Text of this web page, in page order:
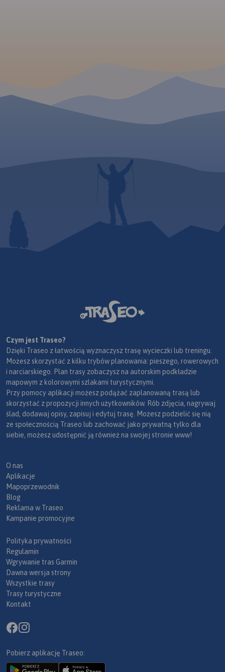
Czym jest Traseo?
Dzięki Traseo z łatwością wyznaczysz trasę wycieczki lub treningu.
Możesz skorzystać z kilku trybów planowania: pieszego, rowerowych
i narciarskiego. Plan trasy zobaczysz na autorskim podkładzie
mapowym z kolorowymi szlakami turystycznymi.
Przy pomocy aplikacji możesz podążać zaplanowaną trasą lub
skorzystać z propozycji innych użytkowników. Rób zdjęcia, nagrywaj
ślad, dodawaj opisy, zapisuj i edytuj trasę. Możesz podzielić się nią
ze społecznością Traseo lub zachować jako prywatną tylko dla
siebie, możesz udostępnić ją również na swojej stronie www!
O nas
Aplikacje
Mapoprzewodnik
Blog
Reklama w Traseo
Kampanie promocyjne
Polityka prywatności
Regulamin
Wgrywanie tras Garmin
Dawna wersja strony
Wszystkie trasy
Trasy turystyczne
Kontakt
Pobierz aplikację Traseo: